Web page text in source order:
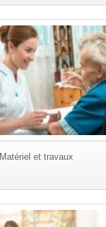
Matériel et travaux